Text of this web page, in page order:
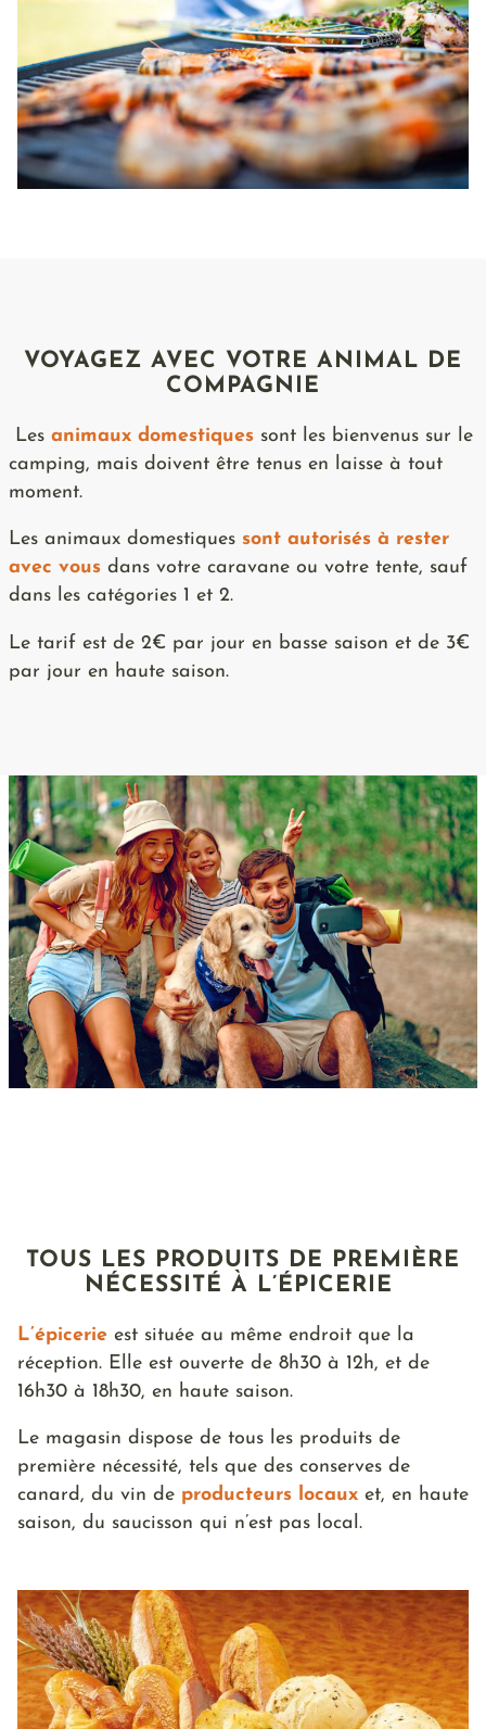
VOYAGEZ AVEC VOTRE ANIMAL DE
COMPAGNIE
Les animaux domestiques sont les bienvenus sur le
camping, mais doivent être tenus en laisse à tout
moment.
Les animaux domestiques sont autorisés à rester
avec vous dans votre caravane ou votre tente, sauf
dans les catégories 1 et 2.
Le tarif est de 2€ par jour en basse saison et de 3€
par jour en haute saison.
TOUS LES PRODUITS DE PREMIÈRE
NÉCESSITÉ À L’ÉPICERIE
L’épicerie est située au même endroit que la
réception. Elle est ouverte de 8h30 à 12h, et de
16h30 à 18h30, en haute saison.
Le magasin dispose de tous les produits de
première nécessité, tels que des conserves de
canard, du vin de producteurs locaux et, en haute
saison, du saucisson qui n’est pas local.